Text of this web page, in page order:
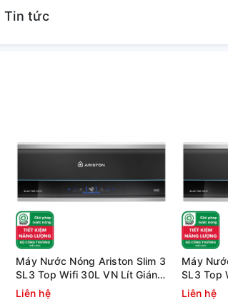
Tin tức
Máy Nước Nóng Ariston Slim 3
SL3 Top Wifi 30L VN Lít Gián
Tiếp
Liên hệ
Máy
SL3 Top
Tiếp
Liên hệ